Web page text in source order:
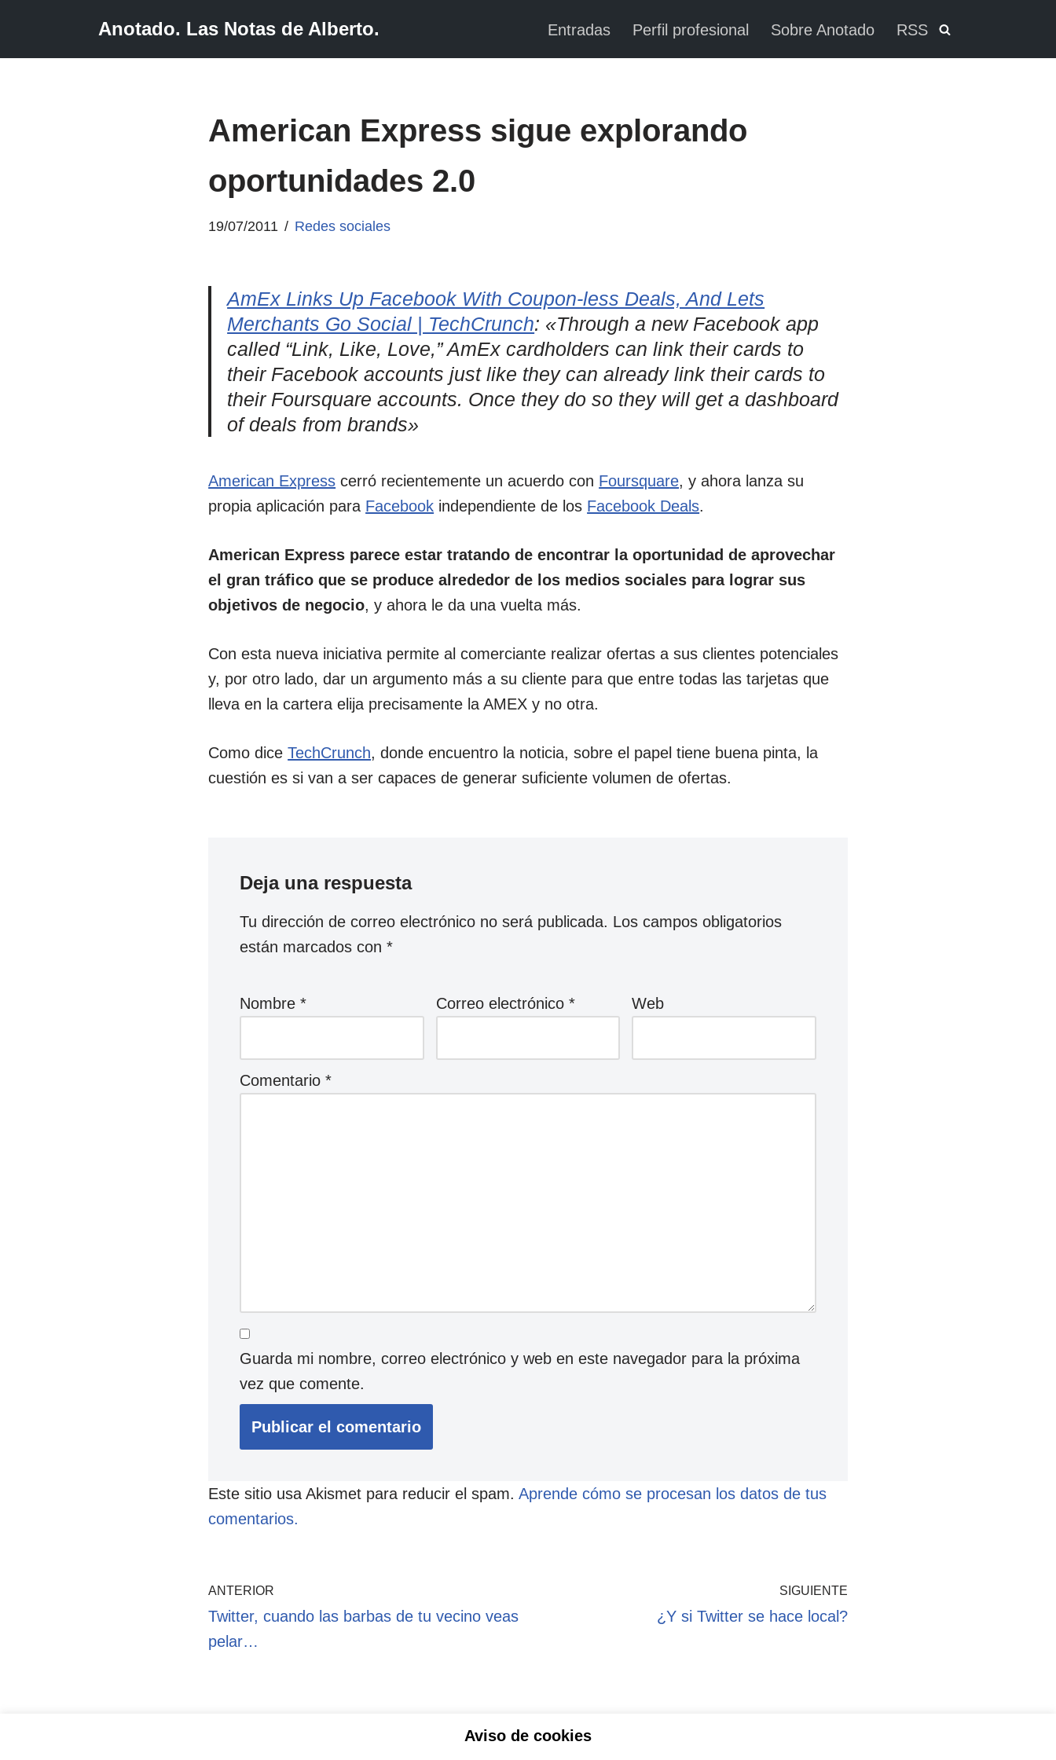
Anotado. Las Notas de Alberto. Entradas Perfil profesional Sobre Anotado RSS
American Express sigue explorando
oportunidades 2.0
19/07/2011 Redes sociales
AmEx Links Up Facebook With Coupon-less Deals, And Lets
Merchants Go Social | TechCrunch: «Through a new Facebook app
called “Link, Like, Love,” AmEx cardholders can link their cards to
their Facebook accounts just like they can already link their cards to
their Foursquare accounts. Once they do so they will get a dashboard
of deals from brands»
American Express cerró recientemente un acuerdo con Foursquare, y ahora lanza su
propia aplicación para Facebook independiente de los Facebook Deals.
American Express parece estar tratando de encontrar la oportunidad de aprovechar
el gran tráfico que se produce alrededor de los medios sociales para lograr sus
objetivos de negocio, y ahora le da una vuelta más.
Con esta nueva iniciativa permite al comerciante realizar ofertas a sus clientes potenciales
y, por otro lado, dar un argumento más a su cliente para que entre todas las tarjetas que
lleva en la cartera elija precisamente la AMEX y no otra.
Como diceTechCrunch, donde encuentro la noticia, sobre el papel tiene buena pinta, la
cuestión es si van a ser capaces de generar suficiente volumen de ofertas.
Deja una respuesta
Tu dirección de correo electrónico no será publicada. Los campos obligatorios
están marcados con*
Nombre* Correo electrónico * Web
Comentario*
Guarda mi nombre, correo electrónico y web en este navegador para la próxima
vez que comente.
Este sitio usa Akismet para reducir el spam.Aprende cómo se procesan los datos de tus
comentarios.
ANTERIOR
Twitter, cuando las barbas de tu vecino veas
pelar…
SIGUIENTE
¿Y si Twitter se hace local?
Aviso de cookies